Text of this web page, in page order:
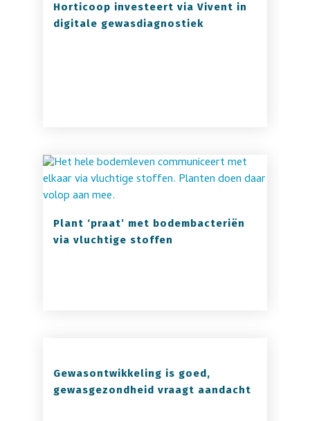
Horticoop investeert via Vivent in
digitale gewasdiagnostiek
Plant ‘praat’ met bodembacteriën
via vluchtige stoffen
Gewasontwikkeling is goed,
gewasgezondheid vraagt aandacht